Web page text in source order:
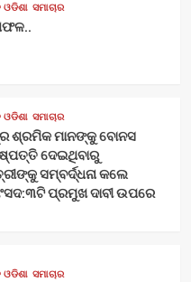
ଓଡିଶା ସମାଚାର
ଓଡିଶା ସମାଚାର
ଶ୍ରମିକ ମାନଙ୍କୁ ବୋନସ
ଦେଇଥିବାରୁ
ସମ୍ବର୍ଦ୍ଧନା କଲେ
ପ୍ରମୁଖ ଦାବୀ ଉପରେ
ଓଡିଶା ସମାଚାର